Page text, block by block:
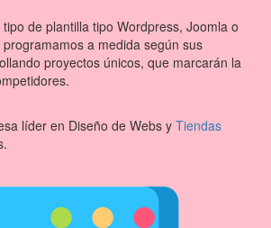
de plantilla tipo Wordpress, Joomla o
a medida según sus
proyectos únicos, que marcarán la
líder en Diseño de Webs y Tiendas